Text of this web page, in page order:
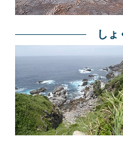
しょ